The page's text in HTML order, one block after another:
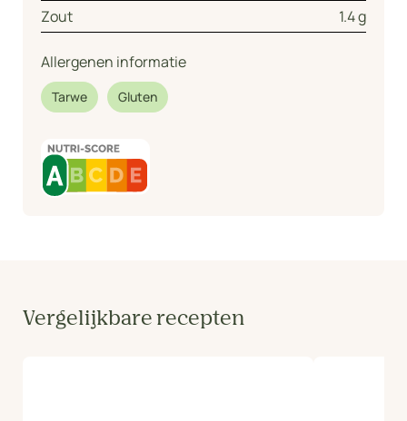
Zout
1.4 g
Allergenen informatie
Tarwe Gluten
Vergelijkbare recepten